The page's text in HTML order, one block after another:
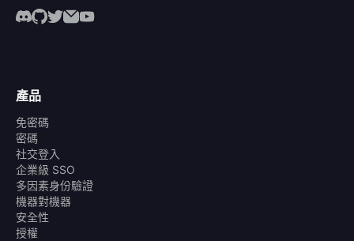
產品
免密碼
密碼
社交登入
企業級 SSO
多因素身份驗證
機器對機器
安全性
授權